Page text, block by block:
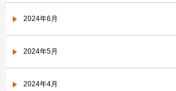
2024年6月
2024年5月
2024年4月